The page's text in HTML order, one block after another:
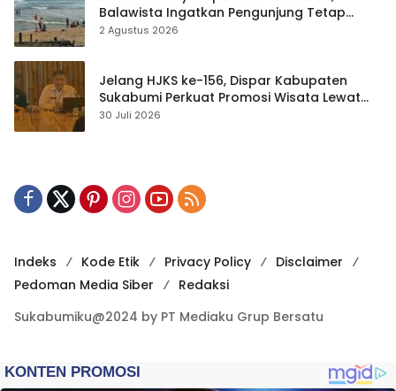
Balawista Ingatkan Pengunjung Tetap
Waspada
2 Agustus 2026
Jelang HJKS ke-156, Dispar Kabupaten
Sukabumi Perkuat Promosi Wisata Lewat
Publikasi Digital
30 Juli 2026
Indeks Kode Etik Privacy Policy
Disclaimer
Pedoman Media Siber
Redaksi
Sukabumiku@2024 by PT Mediaku Grup Bersatu